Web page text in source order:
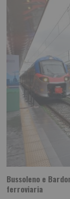
Bussoleno e
ferroviaria